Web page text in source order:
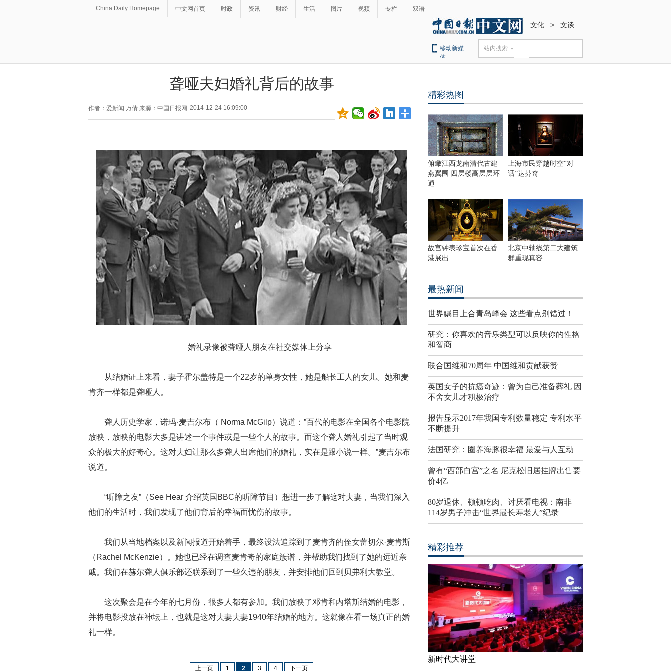
China Daily Homepage 中文网首页 时政 资讯 财经 生活 图片 视频 专栏 双语
文化 > 文谈
移动新媒
体
站内搜索
聋哑夫妇婚礼背后的故事
作者：爱新闻 万倩 来源：中国日报网 2014-12-24 16:09:00
婚礼录像被聋哑人朋友在社交媒体上分享
从结婚证上来看，妻子霍尔盖特是一个22岁的单身女性，她是船长工人的女儿。她和麦
肯齐一样都是聋哑人。
聋人历史学家，诺玛·麦吉尔布（ Norma McGilp）说道：”百代的电影在全国各个电影院
放映，放映的电影大多是讲述一个事件或是一些个人的故事。而这个聋人婚礼引起了当时观
众的极大的好奇心。这对夫妇让那么多聋人出席他们的婚礼，实在是跟小说一样。”麦吉尔布
说道。
“听障之友”（See Hear 介绍英国BBC的听障节目）想进一步了解这对夫妻，当我们深入
他们的生活时，我们发现了他们背后的幸福而忧伤的故事。
我们从当地档案以及新闻报道开始着手，最终设法追踪到了麦肯齐的侄女蕾切尔·麦肯斯
（Rachel McKenzie）。她也已经在调查麦肯奇的家庭族谱，并帮助我们找到了她的远近亲
戚。我们在赫尔聋人俱乐部还联系到了一些久违的朋友，并安排他们回到贝弗利大教堂。
这次聚会是在今年的七月份，很多人都有参加。我们放映了邓肯和内塔斯结婚的电影，
并将电影投放在神坛上，也就是这对夫妻夫妻1940年结婚的地方。这就像在看一场真正的婚
礼一样。
上一页 1 2 3 4 下一页
精彩热图
俯瞰江西龙南清代古建
燕翼围 四层楼高层层环
通
上海市民穿越时空“对
话”达芬奇
故宫钟表珍宝首次在香
港展出
北京中轴线第二大建筑
群重现真容
最热新闻
世界瞩目上合青岛峰会 这些看点别错过！
研究：你喜欢的音乐类型可以反映你的性格
和智商
联合国维和70周年 中国维和贡献获赞
英国女子的抗癌奇迹：曾为自己准备葬礼 因
不舍女儿才积极治疗
报告显示2017年我国专利数量稳定 专利水平
不断提升
法国研究：圈养海豚很幸福 最爱与人互动
曾有“西部白宫”之名 尼克松旧居挂牌出售要
价4亿
80岁退休、顿顿吃肉、讨厌看电视：南非
114岁男子冲击“世界最长寿老人”纪录
精彩推荐
新时代大讲堂